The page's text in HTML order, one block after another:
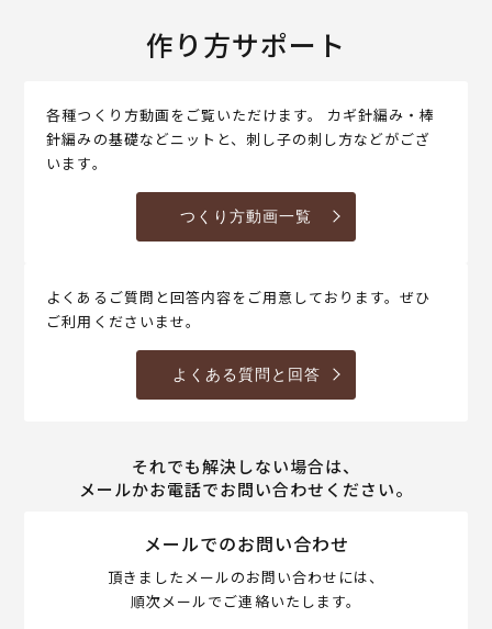
作り方サポート
各種つくり方動画をご覧いただけます。 カギ針編み・棒
針編みの基礎などニットと、刺し子の刺し方などがござ
います。
つくり方動画一覧
よくあるご質問と回答内容をご用意しております。ぜひ
ご利用くださいませ。
よくある質問と回答
それでも解決しない場合は、
メールかお電話でお問い合わせください。
メールでのお問い合わせ
頂きましたメールのお問い合わせには、
順次メールでご連絡いたします。